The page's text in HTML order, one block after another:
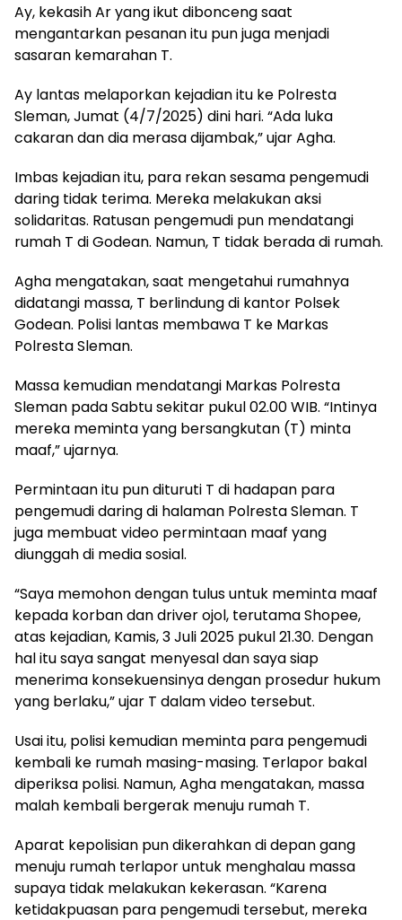
Ay, kekasih Ar yang ikut dibonceng saat
mengantarkan pesanan itu pun juga menjadi
sasaran kemarahan T.
Ay lantas melaporkan kejadian itu ke Polresta
Sleman, Jumat (4/7/2025) dini hari. “Ada luka
cakaran dan dia merasa dijambak,” ujar Agha.
Imbas kejadian itu, para rekan sesama pengemudi
daring tidak terima. Mereka melakukan aksi
solidaritas. Ratusan pengemudi pun mendatangi
rumah T di Godean. Namun, T tidak berada di rumah.
Agha mengatakan, saat mengetahui rumahnya
didatangi massa, T berlindung di kantor Polsek
Godean. Polisi lantas membawa T ke Markas
Polresta Sleman.
Massa kemudian mendatangi Markas Polresta
Sleman pada Sabtu sekitar pukul 02.00 WIB. “Intinya
mereka meminta yang bersangkutan (T) minta
maaf,” ujarnya.
Permintaan itu pun dituruti T di hadapan para
pengemudi daring di halaman Polresta Sleman. T
juga membuat video permintaan maaf yang
diunggah di media sosial.
“Saya memohon dengan tulus untuk meminta maaf
kepada korban dan driver ojol, terutama Shopee,
atas kejadian, Kamis, 3 Juli 2025 pukul 21.30. Dengan
hal itu saya sangat menyesal dan saya siap
menerima konsekuensinya dengan prosedur hukum
yang berlaku,” ujar T dalam video tersebut.
Usai itu, polisi kemudian meminta para pengemudi
kembali ke rumah masing-masing. Terlapor bakal
diperiksa polisi. Namun, Agha mengatakan, massa
malah kembali bergerak menuju rumah T.
Aparat kepolisian pun dikerahkan di depan gang
menuju rumah terlapor untuk menghalau massa
supaya tidak melakukan kekerasan. “Karena
ketidakpuasan para pengemudi tersebut, mereka